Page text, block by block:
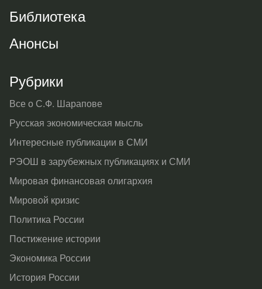
Библиотека
Анонсы
Рубрики
Все о С.Ф. Шарапове
Русская экономическая мысль
Интересные публикации в СМИ
РЭОШ в зарубежных публикациях и СМИ
Мировая финансовая олигархия
Мировой кризис
Политика России
Постижение истории
Экономика России
История России